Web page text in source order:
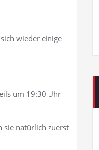
wieder einige
um 19:30 Uhr
sie natürlich zuerst